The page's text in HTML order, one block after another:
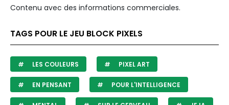
Contenu avec des informations commerciales.
TAGS POUR LE JEU BLOCK PIXELS
LES COULEURS PIXEL ART
EN PENSANT POUR L'INTELLIGENCE